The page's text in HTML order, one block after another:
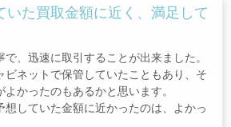
いた買取金額に近く、満足して
で、迅速に取引することが出来ました。
ビネットで保管していたこともあり、そ
よかったのもあるかと思います。
想していた金額に近かったのは、よかっ